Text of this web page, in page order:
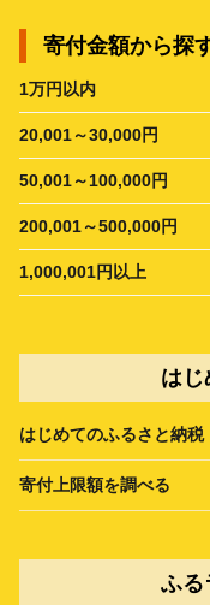
寄付金額から探
1万円以内
20,001～30,000円
50,001～100,000円
200,001～500,000円
1,000,001円以上
はじ
はじめてのふるさと納税
寄付上限額を調べる
ふる